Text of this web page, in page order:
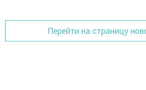
Перейти на страницу